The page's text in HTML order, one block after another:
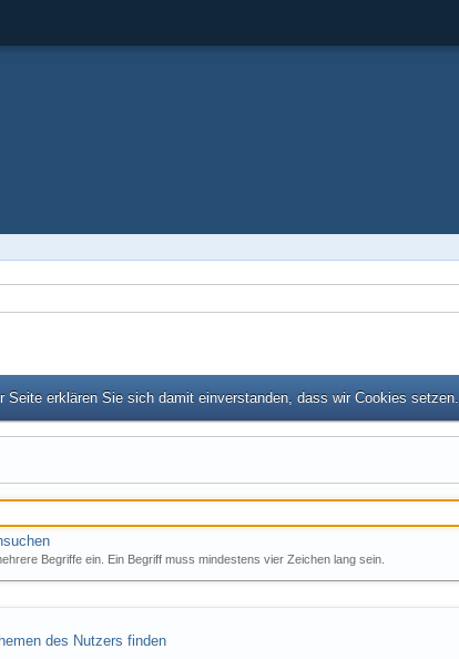
Seite erklären Sie sich damit einverstanden, dass wir Cookies setzen.
Begriffe ein. Ein Begriff muss mindestens vier Zeichen lang sein.
des Nutzers finden